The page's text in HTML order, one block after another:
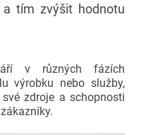
tím zvýšit hodnotu
v různých fázích
výrobku nebo služby,
zdroje a schopnosti